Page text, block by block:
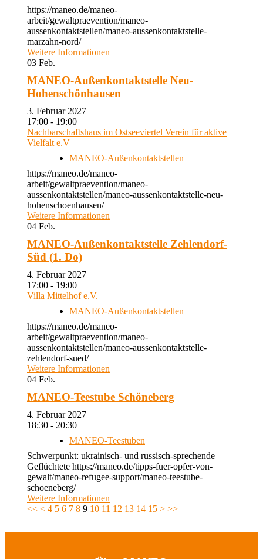
https://maneo.de/maneo-
arbeit/gewaltpraevention/maneo-
aussenkontaktstellen/maneo-aussenkontaktstelle-
marzahn-nord/
Weitere Informationen
03 Feb.
MANEO-Außenkontaktstelle Neu-
Hohenschönhausen
3. Februar 2027
17:00 - 19:00
Nachbarschaftshaus im Ostseeviertel Verein für aktive
Vielfalt e.V
MANEO-Außenkontaktstellen
https://maneo.de/maneo-
arbeit/gewaltpraevention/maneo-
aussenkontaktstellen/maneo-aussenkontaktstelle-neu-
hohenschoenhausen/
Weitere Informationen
04 Feb.
MANEO-Außenkontaktstelle Zehlendorf-
Süd (1. Do)
4. Februar 2027
17:00 - 19:00
Villa Mittelhof e.V.
MANEO-Außenkontaktstellen
https://maneo.de/maneo-
arbeit/gewaltpraevention/maneo-
aussenkontaktstellen/maneo-aussenkontaktstelle-
zehlendorf-sued/
Weitere Informationen
04 Feb.
MANEO-Teestube Schöneberg
4. Februar 2027
18:30 - 20:30
MANEO-Teestuben
Schwerpunkt: ukrainisch- und russisch-sprechende
Geflüchtete https://maneo.de/tipps-fuer-opfer-von-
gewalt/maneo-refugee-support/maneo-teestube-
schoeneberg/
Weitere Informationen
<< < 4 5 6 7 8 9 10 11 12 13 14 15 > >>